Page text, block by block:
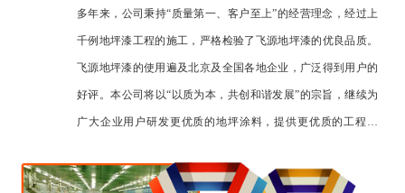
多年来，公司秉持“质量第一、客户至上”的经营理念，经过上
千例地坪漆工程的施工，严格检验了飞源地坪漆的优良品质。
飞源地坪漆的使用遍及北京及全国各地企业，广泛得到用户的
好评。本公司将以“以质为本，共创和谐发展”的宗旨，继续为
广大企业用户研发更优质的地坪涂料，提供更优质的工程服
您共创和谐.